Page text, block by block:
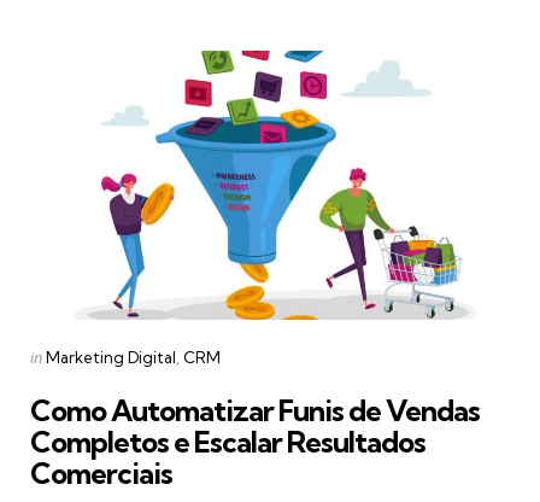
Categories
Posted
inMarketing Digital CRM
Como Automatizar Funis de Vendas
Completos e Escalar Resultados
Comerciais